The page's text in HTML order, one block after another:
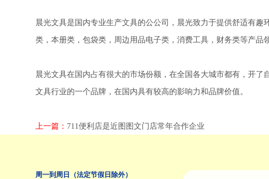
晨光文具是国内专业生产文具的公公司，晨光致力于提供舒适有
类，本册类，包袋类，周边用品电子类，消费工具，财务类等产品
晨光文具在国内占有很大的市场份额，在全国各大城市都有，开
文具行业的一个品牌，在国内具有较高的影响力和品牌价值。
上一篇： 711便利店是近图图文门店常年合作企业
周一到周日（法定节假日除外）